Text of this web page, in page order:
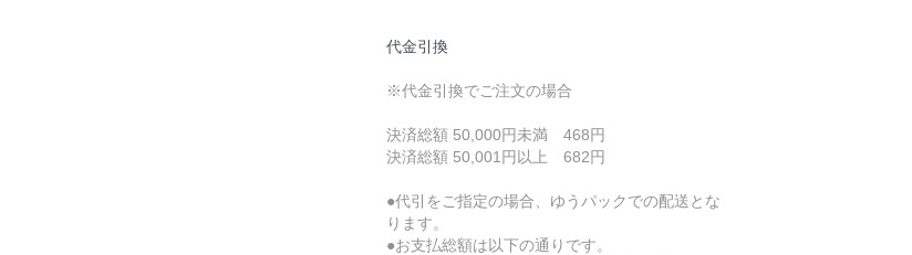
代金引換
※代金引換でご注文の場合
決済総額 50,000円未満 468円
決済総額 50,001円以上 682円
●代引をご指定の場合、ゆうパックでの配送とな
ります。
●お支払総額は以下の通りです。